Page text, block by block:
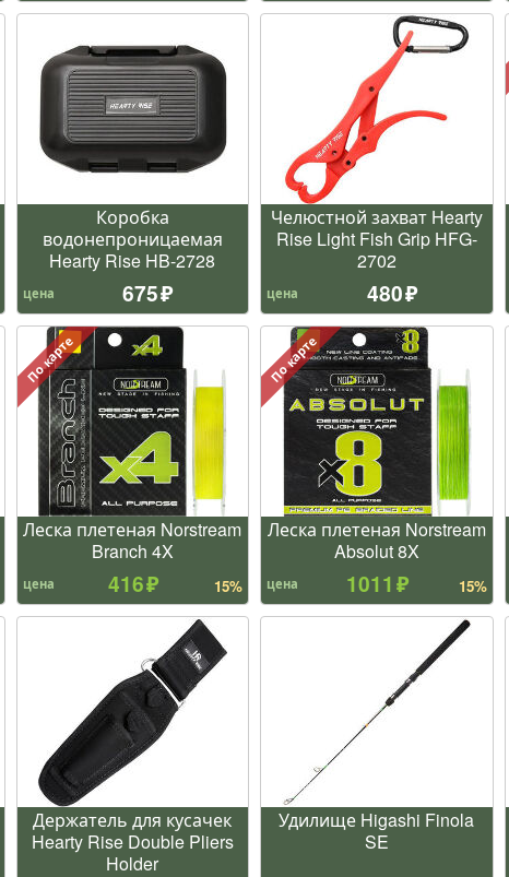
Коробка
водонепроницаемая
Hearty Rise HB-2728
цена 675
Челюстной захват Hearty
Rise Light Fish Grip HFG-
2702
цена 480
По карте
Леска плетеная Norstream
Branch 4X
цена 416 15%
По карте
Леска плетеная Norstream
Absolut 8X
цена 1011 15%
Держатель для кусачек
Hearty Rise Double Pliers
Holder
Удилище Higashi Finola
SE